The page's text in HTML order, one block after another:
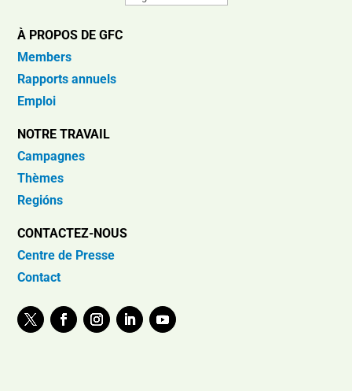
À PROPOS DE GFC
Members
Rapports annuels
Emploi
NOTRE TRAVAIL
Campagnes
Thèmes
Regións
CONTACTEZ-NOUS
Centre de Presse
Contact